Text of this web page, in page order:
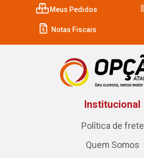
Meus Pedidos
Notas Fiscais
Institucional
Política de frete
Quem Somos